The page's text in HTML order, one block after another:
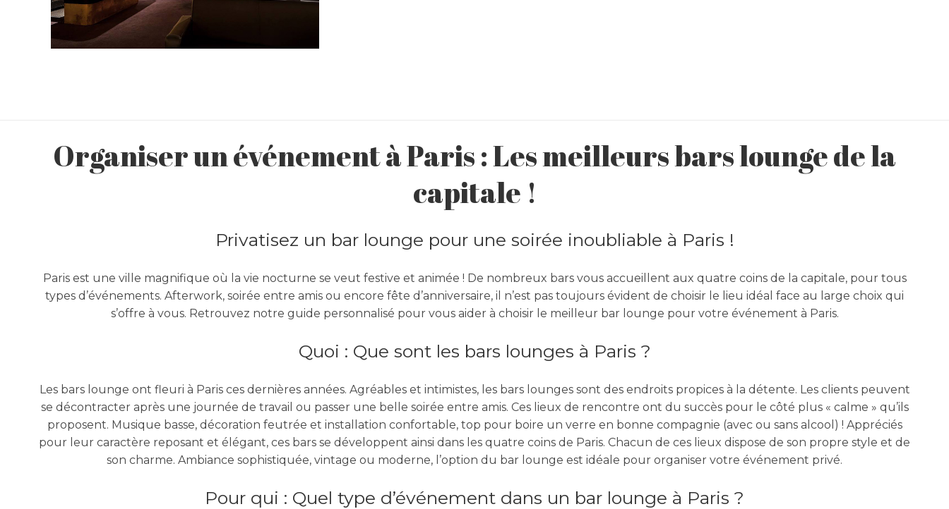
Organiser un événement à Paris : Les meilleurs bars lounge de la
capitale !
Privatisez un bar lounge pour une soirée inoubliable à Paris !
Paris est une ville magnifique où la vie nocturne se veut festive et animée ! De nombreux bars vous accueillent aux quatre coins de la capitale, pour tous
types d’événements. Afterwork, soirée entre amis ou encore fête d’anniversaire, il n’est pas toujours évident de choisir le lieu idéal face au large choix qui
s’offre à vous. Retrouvez notre guide personnalisé pour vous aider à choisir le meilleur bar lounge pour votre événement à Paris.
Quoi : Que sont les bars lounges à Paris ?
Les bars lounge ont fleuri à Paris ces dernières années. Agréables et intimistes, les bars lounges sont des endroits propices à la détente. Les clients peuvent
se décontracter après une journée de travail ou passer une belle soirée entre amis. Ces lieux de rencontre ont du succès pour le côté plus « calme » qu’ils
proposent. Musique basse, décoration feutrée et installation confortable, top pour boire un verre en bonne compagnie (avec ou sans alcool) ! Appréciés
pour leur caractère reposant et élégant, ces bars se développent ainsi dans les quatre coins de Paris. Chacun de ces lieux dispose de son propre style et de
son charme. Ambiance sophistiquée, vintage ou moderne, l’option du bar lounge est idéale pour organiser votre événement privé.
Pour qui : Quel type d’événement dans un bar lounge à Paris ?